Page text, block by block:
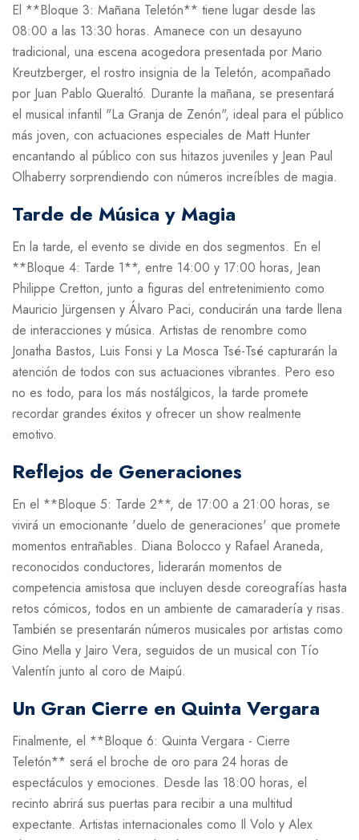
El **Bloque 3: Mañana Teletón** tiene lugar desde las
08:00 a las 13:30 horas. Amanece con un desayuno
tradicional, una escena acogedora presentada por Mario
Kreutzberger, el rostro insignia de la Teletón, acompañado
por Juan Pablo Queraltó. Durante la mañana, se presentará
el musical infantil "La Granja de Zenón", ideal para el público
más joven, con actuaciones especiales de Matt Hunter
encantando al público con sus hitazos juveniles y Jean Paul
Olhaberry sorprendiendo con números increíbles de magia.
Tarde de Música y Magia
En la tarde, el evento se divide en dos segmentos. En el
**Bloque 4: Tarde 1**, entre 14:00 y 17:00 horas, Jean
Philippe Cretton, junto a figuras del entretenimiento como
Mauricio Jürgensen y Álvaro Paci, conducirán una tarde llena
de interacciones y música. Artistas de renombre como
Jonatha Bastos, Luis Fonsi y La Mosca Tsé-Tsé capturarán la
atención de todos con sus actuaciones vibrantes. Pero eso
no es todo, para los más nostálgicos, la tarde promete
recordar grandes éxitos y ofrecer un show realmente
emotivo.
Reflejos de Generaciones
En el **Bloque 5: Tarde 2**, de 17:00 a 21:00 horas, se
vivirá un emocionante 'duelo de generaciones' que promete
momentos entrañables. Diana Bolocco y Rafael Araneda,
reconocidos conductores, liderarán momentos de
competencia amistosa que incluyen desde coreografías hasta
retos cómicos, todos en un ambiente de camaradería y risas.
También se presentarán números musicales por artistas como
Gino Mella y Jairo Vera, seguidos de un musical con Tío
Valentín junto al coro de Maipú.
Un Gran Cierre en Quinta Vergara
Finalmente, el **Bloque 6: Quinta Vergara - Cierre
Teletón** será el broche de oro para 24 horas de
espectáculos y emociones. Desde las 18:00 horas, el
recinto abrirá sus puertas para recibir a una multitud
expectante. Artistas internacionales como Il Volo y Alex